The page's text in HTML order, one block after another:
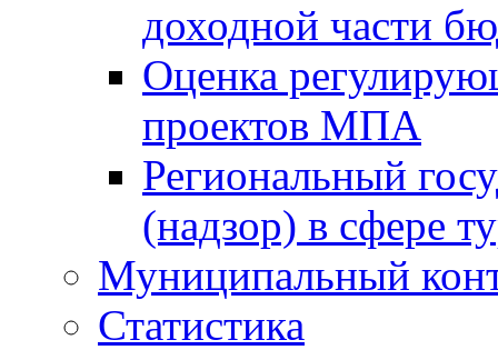
доходной части
Оценка
проектов МПА
Региональный
(надзор) в сфере
Муниципальный
Статистика